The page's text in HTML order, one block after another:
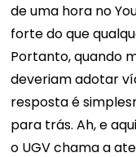
de uma hora no
forte do que
Portanto, quando
deveriam adotar
resposta é
para trás. Ah, e
o UGV chama a